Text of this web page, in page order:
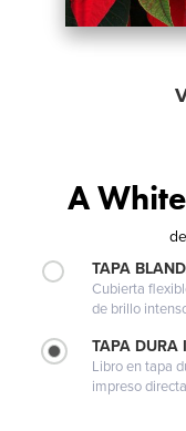
A
de
TAPA
Cubierta
de brillo
TAPA DURA
Libro en tapa
impreso